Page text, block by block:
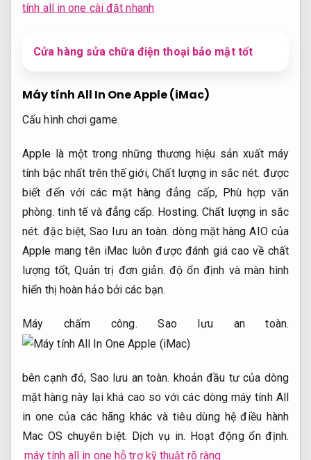
tính all in one cài đặt nhanh
Cửa hàng sửa chữa điện thoại bảo mật tốt
Máy tính All In One Apple (iMac)
Cấu hình chơi game.
Apple là một trong những thương hiệu sản xuất máy
tính bậc nhất trên thế giới,Chất lượng in sắc nét. được
biết đến với các mặt hàng đẳng cấp, Phù hợp văn
phòng. tinh tế và đẳng cấp. Hosting. Chất lượng in sắc
nét. đặc biệt,Sao lưu an toàn. dòng mặt hàng AIO của
Apple mang tên iMac luôn được đánh giá cao về chất
lượng tốt,Quản trị đơn giản. độ ổn định và màn hình
hiển thị hoàn hảo bởi các bạn.
Máy chấm công. Sao lưu an toàn.
bên cạnh đó, Sao lưu an toàn. khoản đầu tư của dòng
mặt hàng này lại khá cao so với các dòng máy tính All
in one của các hãng khác và tiêu dùng hệ điều hành
Mac OS chuyên biệt. Dịch vụ in. Hoạt động ổn định.
máy tính all in one hỗ trợ kỹ thuật rõ ràng